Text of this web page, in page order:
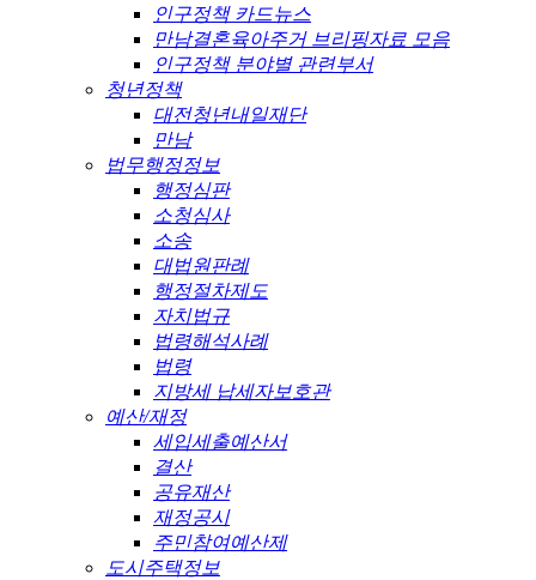
인구정책 카드뉴스
만남결혼육아주거 브리핑자료 모음
인구정책 분야별 관련부서
청년정책
대전청년내일재단
만남
법무행정정보
행정심판
소청심사
소송
대법원판례
행정절차제도
자치법규
법령해석사례
법령
지방세 납세자보호관
예산/재정
세입세출예산서
결산
공유재산
재정공시
주민참여예산제
도시주택정보